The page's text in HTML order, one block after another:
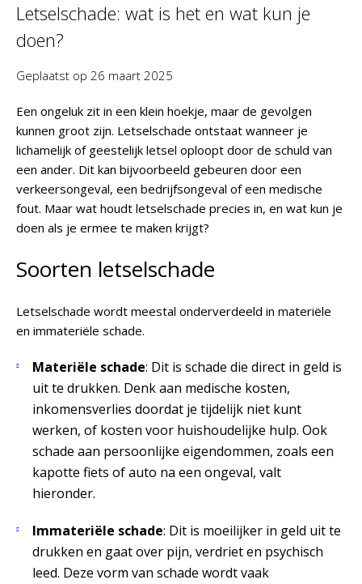
Letselschade: wat is het en wat kun je
doen?
Geplaatst op 26 maart 2025
Een ongeluk zit in een klein hoekje, maar de gevolgen
kunnen groot zijn. Letselschade ontstaat wanneer je
lichamelijk of geestelijk letsel oploopt door de schuld van
een ander. Dit kan bijvoorbeeld gebeuren door een
verkeersongeval, een bedrijfsongeval of een medische
fout. Maar wat houdt letselschade precies in, en wat kun je
doen als je ermee te maken krijgt?
Soorten letselschade
Letselschade wordt meestal onderverdeeld in materiële
en immateriële schade.
Materiële schade: Dit is schade die direct in geld is
uit te drukken. Denk aan medische kosten,
inkomensverlies doordat je tijdelijk niet kunt
werken, of kosten voor huishoudelijke hulp. Ook
schade aan persoonlijke eigendommen, zoals een
kapotte fiets of auto na een ongeval, valt
hieronder.
Immateriële schade: Dit is moeilijker in geld uit te
drukken en gaat over pijn, verdriet en psychisch
leed. Deze vorm van schade wordt vaak